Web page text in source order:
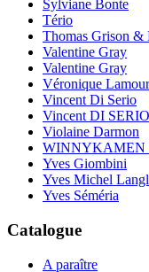
Sylviane Bonte
Tério
Thomas Grison &
Valentine Gray
Valentine Gray
Véronique
Vincent Di Serio
Vincent DI
Violaine Darmon
WINNYKAMEN
Yves Giombini
Yves Michel
Yves Séméria
Catalogue
A paraître